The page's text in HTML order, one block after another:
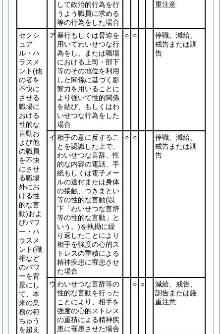
して政治的行為を行
うよう職員に求める
等の行為をした場合
重注意
セクシ
ュア
ル・ハ
ラスメ
ント(他
の者を
不快に
させる
職場に
おける
性的な
言動お
よび他
の職員
を不快
にさせ
る職場
外にお
ける性
的な言
動)およ
びパワ
ー・ハ
ラスメ
ント(職
権など
のパワ
ーを背
景にし
て、本
来の業
務の範
ちゅう
を超え
ア 暴行もしくは脅迫を
用いてわいせつな行
為をし、または職場
における上司・部下
等のその地位を利用
した関係に基づく影
響力を用いることに
より強いて性的関係
を結び、もしくはわ
いせつな行為をした
場合
○ ○
停職、減給、
戒告または訓
告
イ 相手の意に反するこ
とを認識した上で、
わいせつな言辞、性
的な内容の電話、手
紙もしくは電子メー
ルの送付または身体
の接触、つきまとい
等の性的な言動(以
下「わいせつな言辞
等の性的な言動」と
いう。)を執拗に繰
り返したことにより
相手を強度の心的ス
トレスの重積による
精神疾患に罹患させ
た場合
○ ○
停職、減給、
戒告または訓
告
ウ わいせつな言辞等の
性的な言動を行った
ことにより、相手を
強度の心的ストレス
の重積による精神疾
患に罹患させた場合
○ ○
減給、戒告、
訓告または厳
重注意